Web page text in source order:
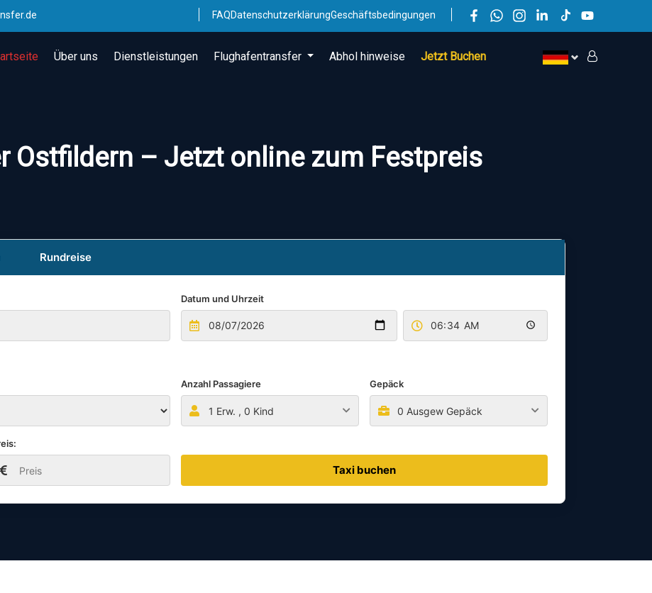
FAQDatenschutzerklärungGeschäftsbedingungen
Über uns Dienstleistungen Flughafentransfer Abhol hinweise Jetzt Buchen
Ostfildern – Jetzt online zum Festpreis
Rundreise
Datum und Uhrzeit
Anzahl Passagiere
1 Erw. , 0 Kind
Gepäck
0 Ausgew Gepäck
Taxi buchen